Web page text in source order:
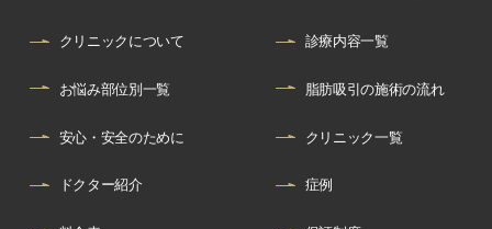
クリニックについて 診療内容一覧
お悩み部位別一覧 脂肪吸引の施術の流れ
安心・安全のために クリニック一覧
ドクター紹介 症例